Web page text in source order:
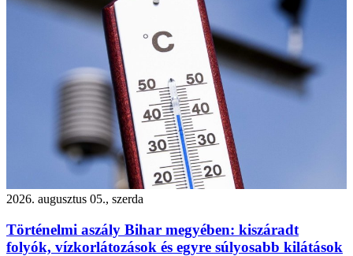
2026. augusztus 05., szerda
Történelmi aszály Bihar megyében: kiszáradt
folyók, vízkorlátozások és egyre súlyosabb kilátások